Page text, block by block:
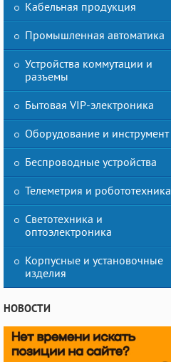
Кабельная продукция
Промышленная автоматика
Устройства коммутации и
разъемы
Бытовая VIP-электроника
Оборудование и инструмент
Беспроводные устройства
Телеметрия и робототехника
Светотехника и
оптоэлектроника
Корпусные и установочные
изделия
НОВОСТИ